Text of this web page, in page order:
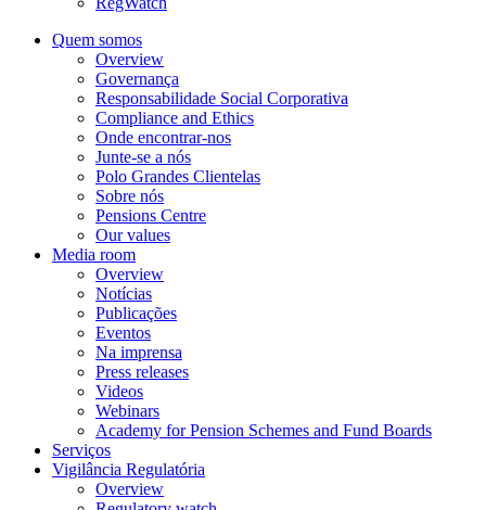
Quem somos
Overview
Governança
Responsabilidade Social Corporativa
Compliance and Ethics
Onde encontrar-nos
Junte-se a nós
Polo Grandes Clientelas
Sobre nós
Pensions Centre
Our values
Media room
Overview
Notícias
Publicações
Eventos
Na imprensa
Press releases
Videos
Webinars
Academy for Pension Schemes and Fund Boards
Serviços
Vigilância Regulatória
Overview